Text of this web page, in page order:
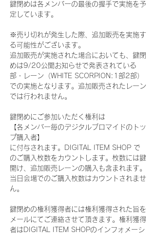
鍵閉めは各メンバーの最後の握手で実施を予
定しています。
※売り切れが発生した際、追加販売を実施す
る可能性がございます。
追加販売が実施された場合においても、鍵閉
めは9/20公開お知らせで発表されている
部・レーン（WHITE SCORPION:1部2部）
での実施となります。追加販売されたレーン
では行われません。
鍵閉めにご参加いただく権利は
【各メンバー毎のデジタルブロマイドのトッ
プ購入者】
に付与されます。DIGITAL ITEM SHOP で
のご購入枚数をカウントします。枚数には鍵
開け、追加販売レーンの購入も含まれます。
当日会場でのご購入枚数はカウントされませ
ん。
鍵閉めの権利獲得者には権利獲得された旨を
メールにてご連絡させて頂きます。権利獲得
者はDIGITAL ITEM SHOPのインフォメーシ